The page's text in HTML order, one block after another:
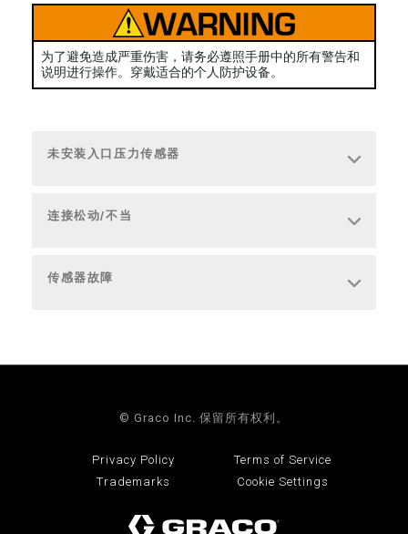
为了避免造成严重伤害，请务必遵照手册中的所有警告和
说明进行操作。穿戴适合的个人防护设备。
未安装入口压力传感器
连接松动/不当
传感器故障
© Graco Inc. 保留所有权利。
Privacy Policy
Terms of Service
Trademarks
Cookie Settings